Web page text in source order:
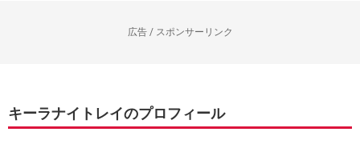
広告 / スポンサーリンク
キーラナイトレイのプロフィール